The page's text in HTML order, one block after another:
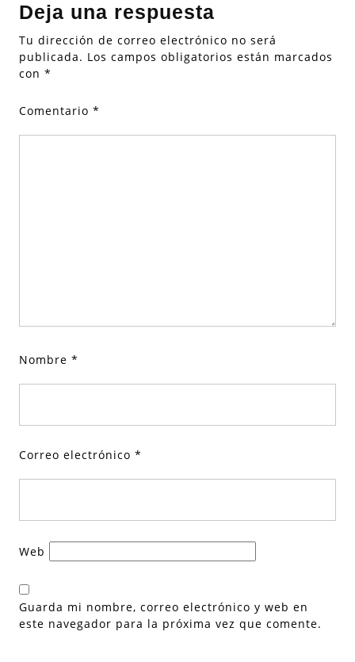
Deja una respuesta
Tu dirección de correo electrónico no será
publicada. Los campos obligatorios están marcados
con *
Comentario *
Nombre *
Correo electrónico *
Web
Guarda mi nombre, correo electrónico y web en
este navegador para la próxima vez que comente.